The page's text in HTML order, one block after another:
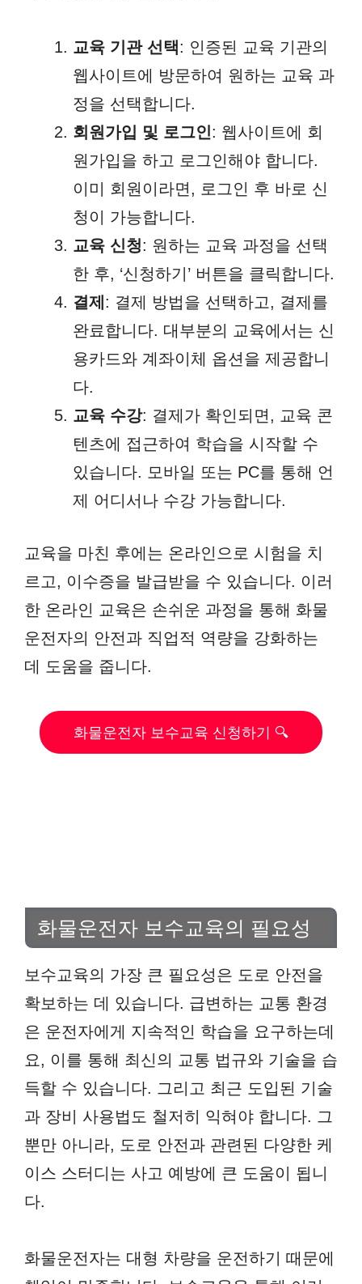
교육 기관 선택: 인증된 교육 기관의
웹사이트에 방문하여 원하는 교육 과
정을 선택합니다.
회원가입 및 로그인: 웹사이트에 회
원가입을 하고 로그인해야 합니다.
이미 회원이라면, 로그인 후 바로 신
청이 가능합니다.
교육 신청: 원하는 교육 과정을 선택
한 후, ‘신청하기’ 버튼을 클릭합니다.
결제 : 결제 방법을 선택하고, 결제를
완료합니다. 대부분의 교육에서는 신
용카드와 계좌이체 옵션을 제공합니
다.
교육 수강: 결제가 확인되면, 교육 콘
텐츠에 접근하여 학습을 시작할 수
있습니다. 모바일 또는 PC를 통해 언
제 어디서나 수강 가능합니다.
교육을 마친 후에는 온라인으로 시험을 치
르고, 이수증을 발급받을 수 있습니다. 이러
한 온라인 교육은 손쉬운 과정을 통해 화물
운전자의 안전과 직업적 역량을 강화하는
데 도움을 줍니다.
화물운전자 보수교육 신청하기 🔍
화물운전자 보수교육의 필요성
보수교육의 가장 큰 필요성은 도로 안전을
확보하는 데 있습니다. 급변하는 교통 환경
은 운전자에게 지속적인 학습을 요구하는데
요, 이를 통해 최신의 교통 법규와 기술을 습
득할 수 있습니다. 그리고 최근 도입된 기술
과 장비 사용법도 철저히 익혀야 합니다. 그
뿐만 아니라, 도로 안전과 관련된 다양한 케
이스 스터디는 사고 예방에 큰 도움이 됩니
다.
화물운전자는 대형 차량을 운전하기 때문에